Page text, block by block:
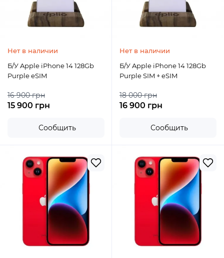
Нет в наличии
Б/У Apple iPhone 14 128Gb
Purple eSIM
16 900 грн
15 900 грн
Сообщить
Нет в наличии
Б/У Apple iPhone 14 128Gb
Purple SIM + eSIM
18 000 грн
16 900 грн
Сообщить